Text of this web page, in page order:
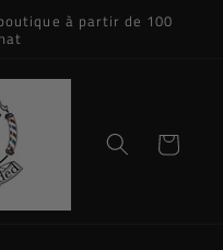
à partir de 100
Panier